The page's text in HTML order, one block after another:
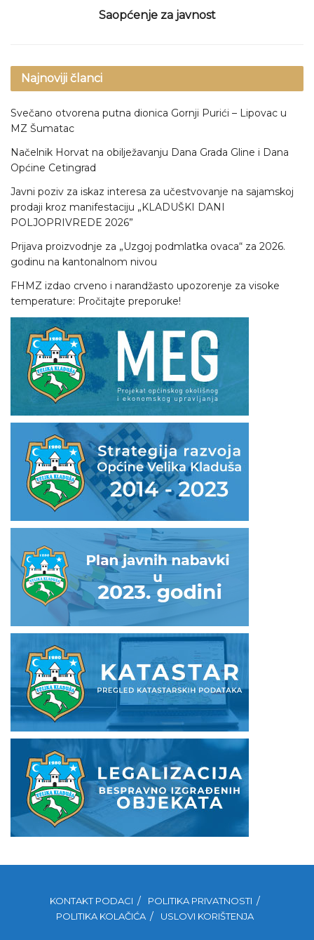
Saopćenje za javnost
Najnoviji članci
Svečano otvorena putna dionica Gornji Purići – Lipovac u
MZ Šumatac
Načelnik Horvat na obilježavanju Dana Grada Gline i Dana
Općine Cetingrad
Javni poziv za iskaz interesa za učestvovanje na sajamskoj
prodaji kroz manifestaciju „KLADUŠKI DANI
POLJOPRIVREDE 2026”
Prijava proizvodnje za „Uzgoj podmlatka ovaca“ za 2026.
godinu na kantonalnom nivou
FHMZ izdao crveno i narandžasto upozorenje za visoke
temperature: Pročitajte preporuke!
KONTAKT PODACI
POLITIKA PRIVATNOSTI
POLITIKA KOLAČIĆA
USLOVI KORIŠTENJA